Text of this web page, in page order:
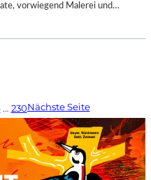
vorwiegend Malerei und…
… 230Nächste Seite